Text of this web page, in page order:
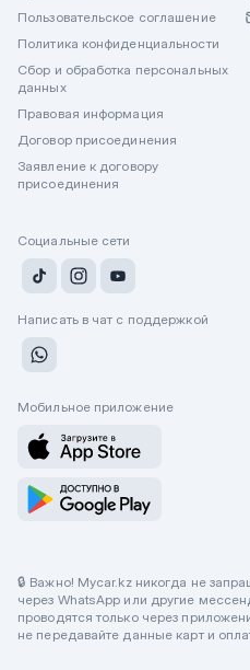
Пользовательское соглашение
Политика конфиденциальности
Сбор и обработка персональных
данных
Правовая информация
Договор присоединения
Заявление к договору
присоединения
Социальные сети
Написать в чат с поддержкой
Мобильное приложение
🔒 Важно! Mycar.kz никогда не
через WhatsApp или другие
проводятся только через
не передавайте данные карт и